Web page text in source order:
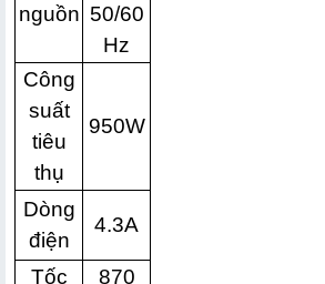
nguồn 50/60
Hz
Công
suất
tiêu
thụ
950W
Dòng
điện
4.3A
Tốc
870